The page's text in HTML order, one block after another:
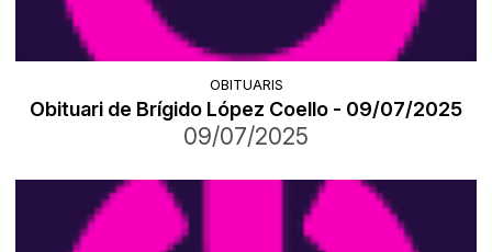
OBITUARIS
Obituari de Brígido López Coello - 09/07/2025
09/07/2025